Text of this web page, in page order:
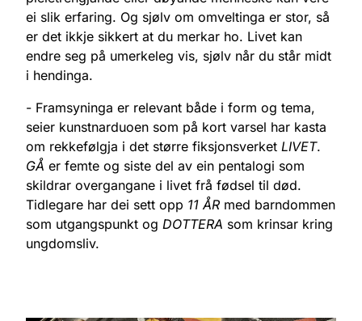
ei slik erfaring. Og sjølv om omveltinga er stor, så
er det ikkje sikkert at du merkar ho. Livet kan
endre seg på umerkeleg vis, sjølv når du står midt
i hendinga.
- Framsyninga er relevant både i form og tema,
seier kunstnarduoen som på kort varsel har kasta
om rekkefølgja i det større fiksjonsverket LIVET.
GÅ er femte og siste del av ein pentalogi som
skildrar overgangane i livet frå fødsel til død.
Tidlegare har dei sett opp 11 ÅR med barndommen
som utgangspunkt og DOTTERA som krinsar kring
ungdomsliv.